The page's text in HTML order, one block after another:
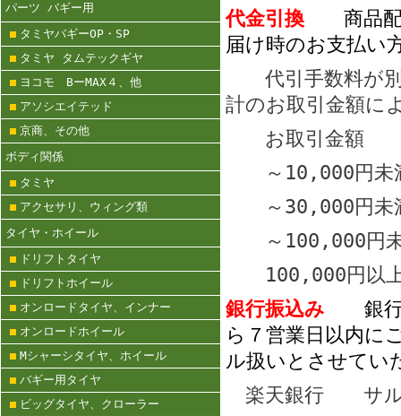
パーツ バギー用
タミヤバギーOP・SP
タミヤ タムテックギヤ
ヨコモ BーMAX４、他
アソシエイテッド
京商、その他
ボディ関係
タミヤ
アクセサリ、ウィング類
タイヤ・ホイール
ドリフトタイヤ
ドリフトホイール
オンロードタイヤ、インナー
オンロードホイール
Mシャーシタイヤ、ホイール
バギー用タイヤ
ビッグタイヤ、クローラー
代金引換 商品配
届け時のお支払い
代引手数料が別
計のお取引金額に
お取引
～10,000
～30,000
～100,000
100,000円
銀行振込み 銀
ら７営業日以内に
ル扱いとさせてい
楽天銀行 サル